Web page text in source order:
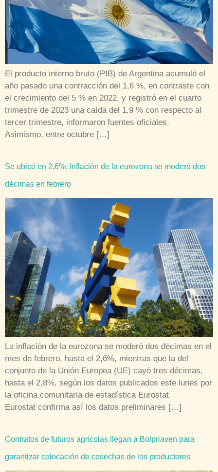
El producto interno bruto (PIB) de Argentina acumuló el
año pasado una contracción del 1,6 %, en contraste con
el crecimiento del 5 % en 2022, y registró en el cuarto
trimestre de 2023 una caída del 1,9 % con respecto al
tercer trimestre, informaron fuentes oficiales.
Asimismo, entre octubre […]
Se ubicó en 2,6%: Inflación de la eurozona se moderó dos
décimas en febrero
La inflación de la eurozona se moderó dos décimas en el
mes de febrero, hasta el 2,6%, mientras que la del
conjunto de la Unión Europea (UE) cayó tres décimas,
hasta el 2,8%, según los datos publicados este lunes por
la oficina comunitaria de estadística Eurostat.
Eurostat confirma así los datos preliminares […]
Contratos de futuros agrícolas llegan a Bolpriaven para
garantizar colocación de cosechas de los productores